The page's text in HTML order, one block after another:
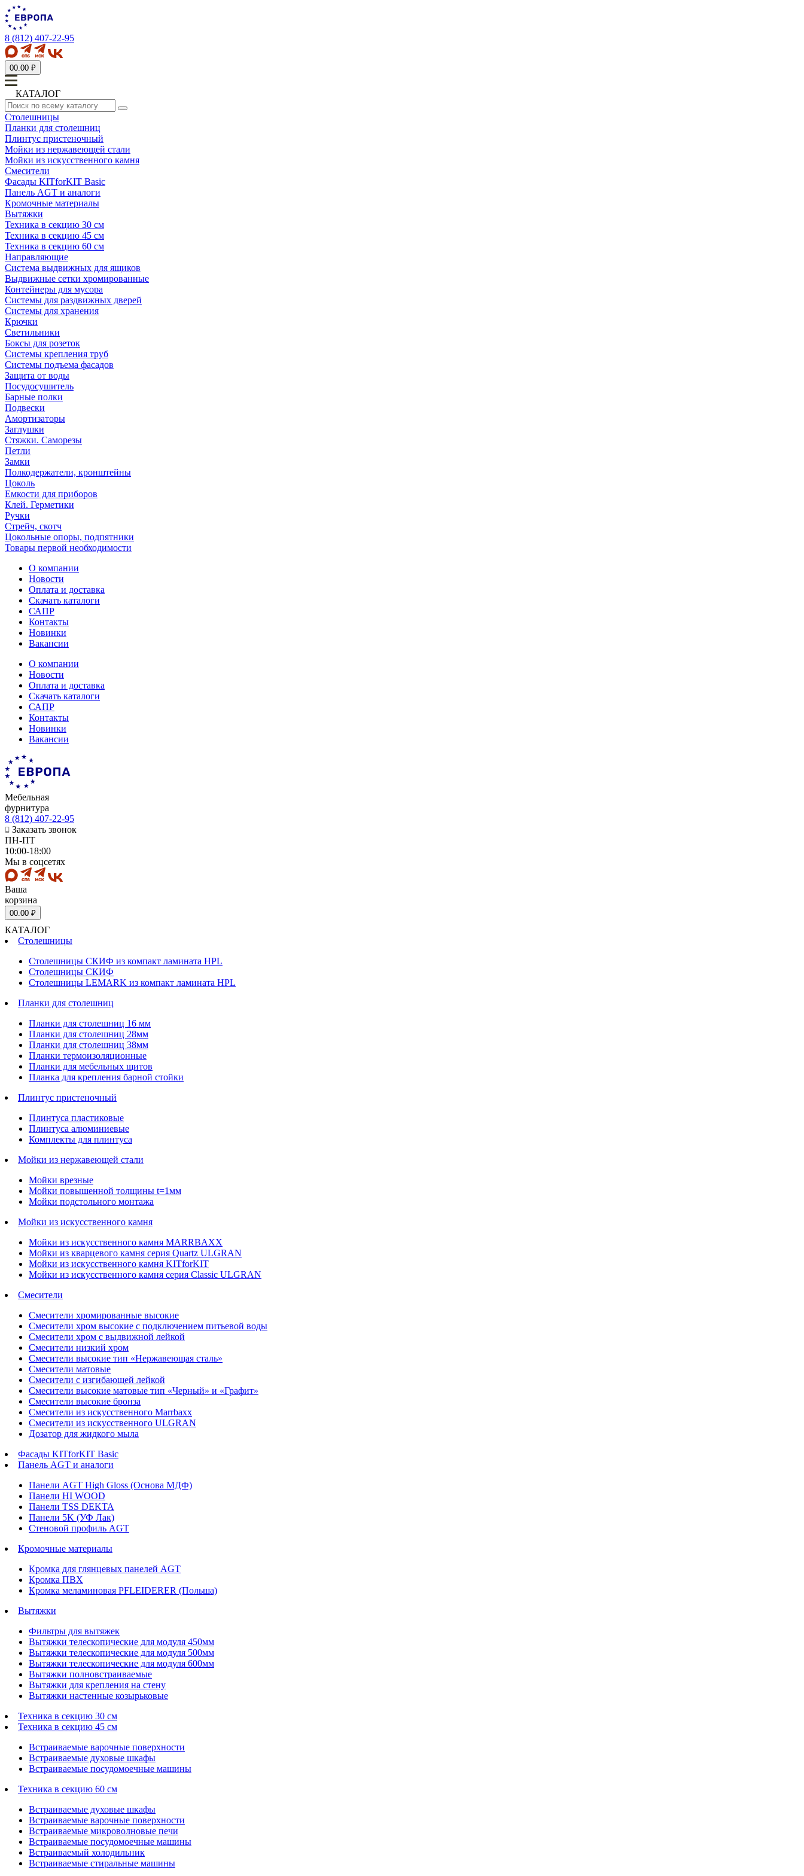
8 (812) 407-22-95
00.00 ₽
КАТАЛОГ
Столешницы
Планки для столешниц
Плинтус пристеночный
Мойки из нержавеющей стали
Мойки из искусственного камня
Смесители
Фасады KITforKIT Basic
Панель AGT и аналоги
Кромочные материалы
Вытяжки
Техника в секцию 30 см
Техника в секцию 45 см
Техника в секцию 60 см
Направляющие
Система выдвижных для ящиков
Выдвижные сетки хромированные
Контейнеры для мусора
Системы для раздвижных дверей
Системы для хранения
Крючки
Светильники
Боксы для розеток
Системы крепления труб
Системы подъема фасадов
Защита от воды
Посудосушитель
Барные полки
Подвески
Амортизаторы
Заглушки
Стяжки. Саморезы
Петли
Замки
Полкодержатели, кронштейны
Цоколь
Емкости для приборов
Клей. Герметики
Ручки
Стрейч, скотч
Цокольные опоры, подпятники
Товары первой необходимости
О компании
Новости
Оплата и доставка
Скачать каталоги
САПР
Контакты
Новинки
Вакансии
О компании
Новости
Оплата и доставка
Скачать каталоги
САПР
Контакты
Новинки
Вакансии
Мебельная
фурнитура
8 (812) 407-22-95
Заказать звонок
ПН-ПТ
10:00-18:00
Мы в соцсетях
Ваша
корзина
00.00 ₽
КАТАЛОГ
Столешницы
Столешницы СКИФ из компакт ламината HPL
Столешницы СКИФ
Столешницы LEMARK из компакт ламината HPL
Планки для столешниц
Планки для столешниц 16 мм
Планки для столешниц 28мм
Планки для столешниц 38мм
Планки термоизоляционные
Планки для мебельных щитов
Планка для крепления барной стойки
Плинтус пристеночный
Плинтуса пластиковые
Плинтуса алюминиевые
Комплекты для плинтуса
Мойки из нержавеющей стали
Мойки врезные
Мойки повышенной толщины t=1мм
Мойки подстольного монтажа
Мойки из искусственного камня
Мойки из искусственного камня MARRBAXX
Мойки из кварцевого камня серия Quartz ULGRAN
Мойки из искусственного камня KITforKIT
Мойки из искусственного камня серия Classic ULGRAN
Смесители
Смесители хромированные высокие
Смесители хром высокие с подключением питьевой воды
Смесители хром с выдвижной лейкой
Смесители низкий хром
Смесители высокие тип «Нержавеющая сталь»
Смесители матовые
Смесители с изгибающей лейкой
Смесители высокие матовые тип «Черный» и «Графит»
Смесители высокие бронза
Смесители из искусственного Marrbaxx
Смесители из искусственного ULGRAN
Дозатор для жидкого мыла
Фасады KITforKIT Basic
Панель AGT и аналоги
Панели AGT High Gloss (Основа МДФ)
Панели HI WOOD
Панели TSS DEKTA
Панели 5K (УФ Лак)
Стеновой профиль AGT
Кромочные материалы
Кромка для глянцевых панелей AGT
Кромка ПВХ
Кромка меламиновая PFLEIDERER (Польша)
Вытяжки
Фильтры для вытяжек
Вытяжки телескопические для модуля 450мм
Вытяжки телескопические для модуля 500мм
Вытяжки телескопические для модуля 600мм
Вытяжки полновстраиваемые
Вытяжки для крепления на стену
Вытяжки настенные козырьковые
Техника в секцию 30 см
Техника в секцию 45 см
Встраиваемые варочные поверхности
Встраиваемые духовые шкафы
Встраиваемые посудомоечные машины
Техника в секцию 60 см
Встраиваемые духовые шкафы
Встраиваемые варочные поверхности
Встраиваемые микроволновые печи
Встраиваемые посудомоечные машины
Встраиваемый холодильник
Встраиваемые стиральные машины